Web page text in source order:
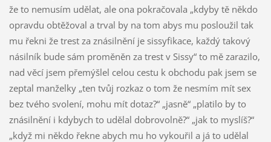
že to nemusím udělat, ale ona pokračovala „kdyby tě někdo
opravdu obtěžoval a trval by na tom abys mu posloužil tak
mu řekni že trest za znásilnění je sissyfikace, každý takový
násilník bude sám proměněn za trest v Sissy“ to mě zarazilo,
nad věcí jsem přemýšlel celou cestu k obchodu pak jsem se
zeptal manželky „ten tvůj rozkaz o tom že nesmím mít sex
bez tvého svolení, mohu mít dotaz?“ „jasně“ „platilo by to
znásilnění i kdybych to udělal dobrovolně?“ „jak to myslíš?“
„když mi někdo řekne abych mu ho vykouřil a já to udělal